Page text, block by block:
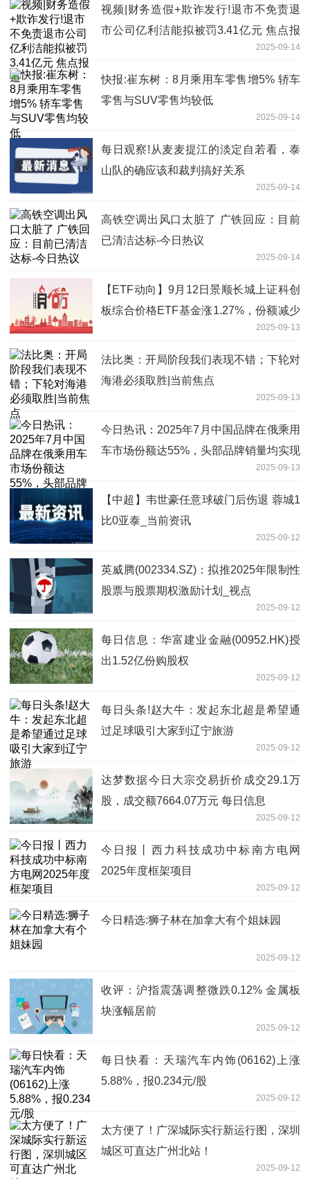
视频|财务造假+欺诈发行!退市不免责退
市公司亿利洁能拟被罚3.41亿元 焦点报
2025-09-14
快报:崔东树：8月乘用车零售增5% 轿车
零售与SUV零售均较低
2025-09-14
每日观察!从麦麦提江的淡定自若看，泰
山队的确应该和裁判搞好关系
2025-09-14
高铁空调出风口太脏了 广铁回应：目前
已清洁达标-今日热议
2025-09-14
【ETF动向】9月12日景顺长城上证科创
板综合价格ETF基金涨1.27%，份额减少
2025-09-13
法比奥：开局阶段我们表现不错；下轮对
海港必须取胜|当前焦点
2025-09-13
今日热讯：2025年7月中国品牌在俄乘用
车市场份额达55%，头部品牌销量均实现
2025-09-13
【中超】韦世豪任意球破门后伤退 蓉城1
比0亚泰_当前资讯
2025-09-12
英威腾(002334.SZ)：拟推2025年限制性
股票与股票期权激励计划_视点
2025-09-12
每日信息：华富建业金融(00952.HK)授
出1.52亿份购股权
2025-09-12
每日头条!赵大牛：发起东北超是希望通
过足球吸引大家到辽宁旅游
2025-09-12
达梦数据今日大宗交易折价成交29.1万
股，成交额7664.07万元 每日信息
2025-09-12
今日报丨西力科技成功中标南方电网
2025年度框架项目
2025-09-12
今日精选:狮子林在加拿大有个姐妹园
2025-09-12
收评：沪指震荡调整微跌0.12% 金属板
块涨幅居前
2025-09-12
每日快看：天瑞汽车内饰(06162)上涨
5.88%，报0.234元/股
2025-09-12
太方便了！广深城际实行新运行图，深圳
城区可直达广州北站！
2025-09-12